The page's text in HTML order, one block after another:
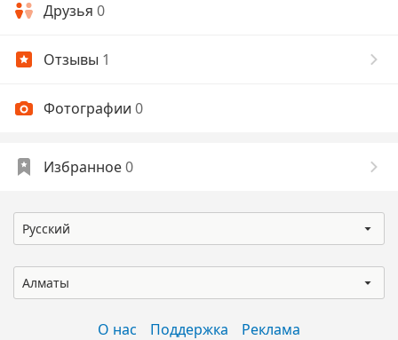
Друзья 0
Отзывы 1
Фотографии 0
Избранное0
Русский
Алматы
О нас Поддержка Реклама